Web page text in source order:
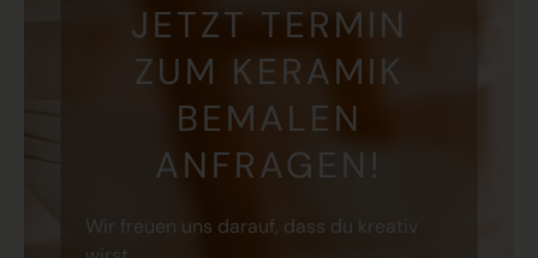
JETZT TERMIN
ZUM KERAMIK
BEMALEN
ANFRAGEN!
Wir freuen uns darauf, dass du kreativ